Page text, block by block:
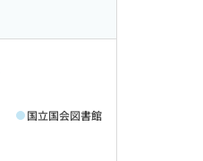
国立国会図書館